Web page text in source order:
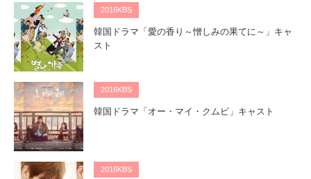
2016KBS
韓国ドラマ「愛の香り～憎しみの果てに～」キャ
スト
2016KBS
韓国ドラマ「オー・マイ・クムビ」キャスト
2016KBS